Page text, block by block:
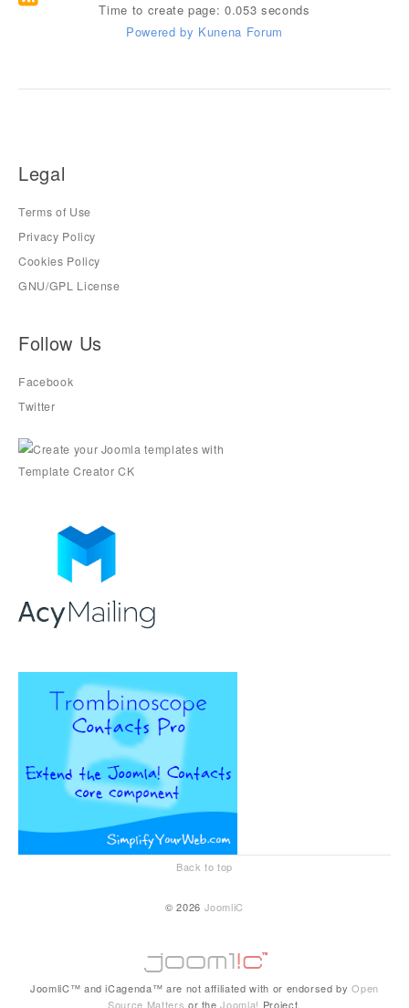
Time to create page: 0.053 seconds
Powered by Kunena Forum
Legal
Terms of Use
Privacy Policy
Cookies Policy
GNU/GPL License
Follow Us
Facebook
Twitter
Back to top
© 2026 JoomliC
JoomliC™ and iCagenda™ are not affiliated with or endorsed byOpen
Source Matters or theJoomla! Project.